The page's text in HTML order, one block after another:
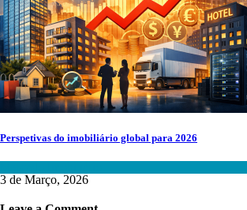
Perspetivas do imobiliário global para 2026
3 de Março, 2026